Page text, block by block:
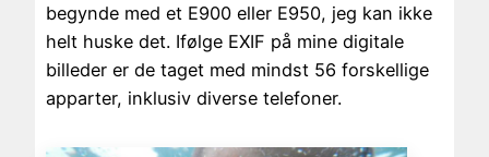
begynde med et E900 eller E950, jeg kan ikke
helt huske det. Ifølge EXIF på mine digitale
billeder er de taget med mindst 56 forskellige
apparter, inklusiv diverse telefoner.